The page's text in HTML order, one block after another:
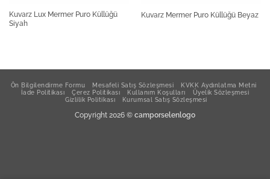
Kuvarz Lux Mermer Puro Küllüğü
Siyah
Kuvarz Mermer Puro Küllüğü Beyaz
Ön Bilgilendirme Formu Mesafeli Satış Sözleşmesi
KVKK Aydınlatma Metni
İade Politikası
Çerez Politikası Kullanım Koşulları
Üyelik Sözleşmesi
Gizlilik Politikası
Kurumsal Satış Sözleşmesi
Copyright 2026 © camporselenlogo